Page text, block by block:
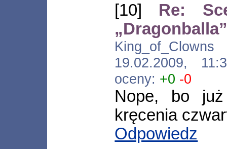
[10] Re:
King_of_Clowns
19.02.2009,
oceny: +0 -0
Nope, bo
kręcenia
Odpowiedz